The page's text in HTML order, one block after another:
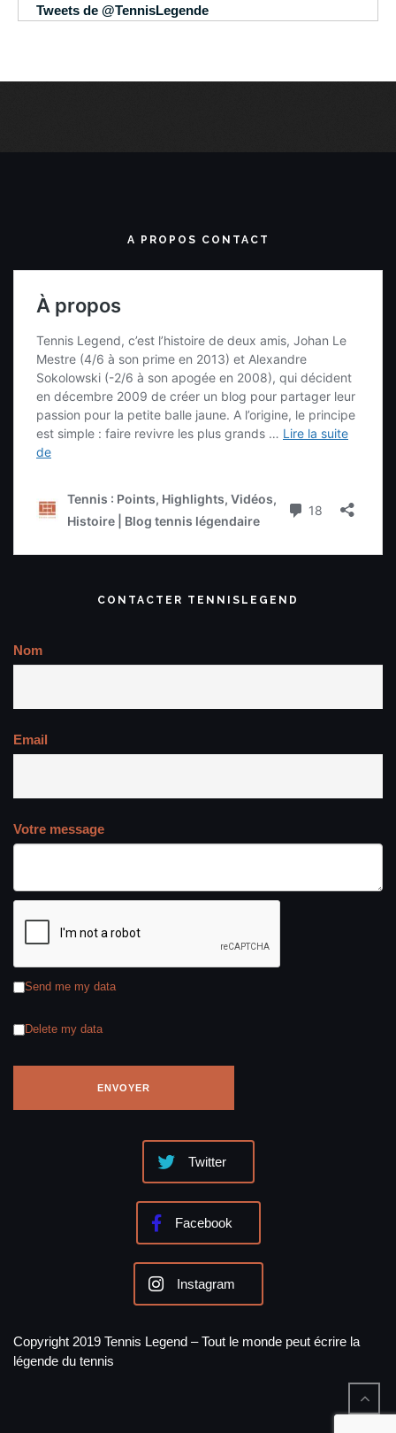
Tweets de @TennisLegende
A PROPOS CONTACT
CONTACTER TENNISLEGEND
Nom
Email
Votre message
Send me my data
Delete my data
Twitter
Facebook
Instagram
Copyright 2019 Tennis Legend – Tout le monde peut écrire la
légende du tennis